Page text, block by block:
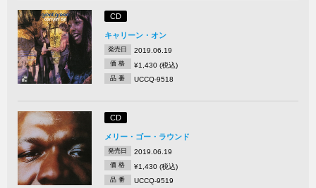
CD
キャリーン・オン
発売日 2019.06.19
価 格 ¥1,430 (税込)
品 番 UCCQ-9518
CD
メリー・ゴー・ラウンド
発売日 2019.06.19
価 格 ¥1,430 (税込)
品 番 UCCQ-9519